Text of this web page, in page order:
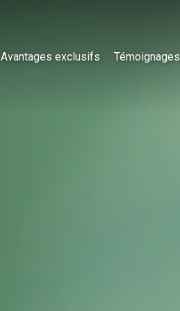
Avantages exclusifs Témoignages